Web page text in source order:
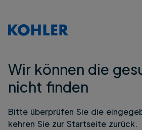
Wir können die
nicht finden
Bitte überprüfen Sie die
kehren Sie zur Startseite zurück.